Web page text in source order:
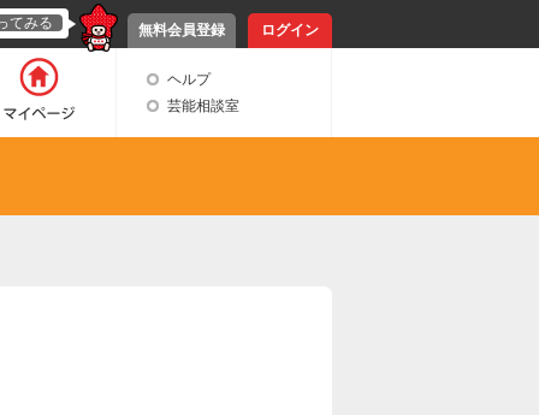
無料会員登録 ログイン
てみる
ヘルプ
芸能相談室